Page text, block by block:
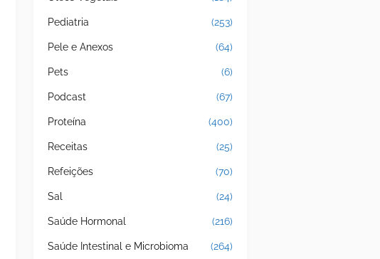
Pediatria (253)
Pele e Anexos (64)
Pets (6)
Podcast (67)
Proteína (400)
Receitas (25)
Refeições (70)
Sal (24)
Saúde Hormonal (216)
Saúde Intestinal e Microbioma (264)